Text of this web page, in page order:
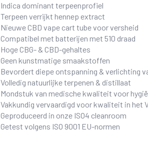
Indica dominant terpeenprofiel
Terpeen verrijkt hennep extract
Nieuwe CBD vape cart tube voor versheid
Compatibel met batterijen met 510 draad
Hoge CBG- & CBD-gehaltes
Geen kunstmatige smaakstoffen
Bevordert diepe ontspanning & verlichting
Volledig natuurlijke terpenen & distillaat
Mondstuk van medische kwaliteit voor
Vakkundig vervaardigd voor kwaliteit in het
Geproduceerd in onze ISO4 cleanroom
Getest volgens ISO 9001 EU-normen